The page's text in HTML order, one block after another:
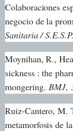
Colaboraciones
negocio de la
Sanitaria /
Moynihan, R.,
sickness : the
mongering. BMJ,
Ruiz-Cantero, M.
metamorfosis de